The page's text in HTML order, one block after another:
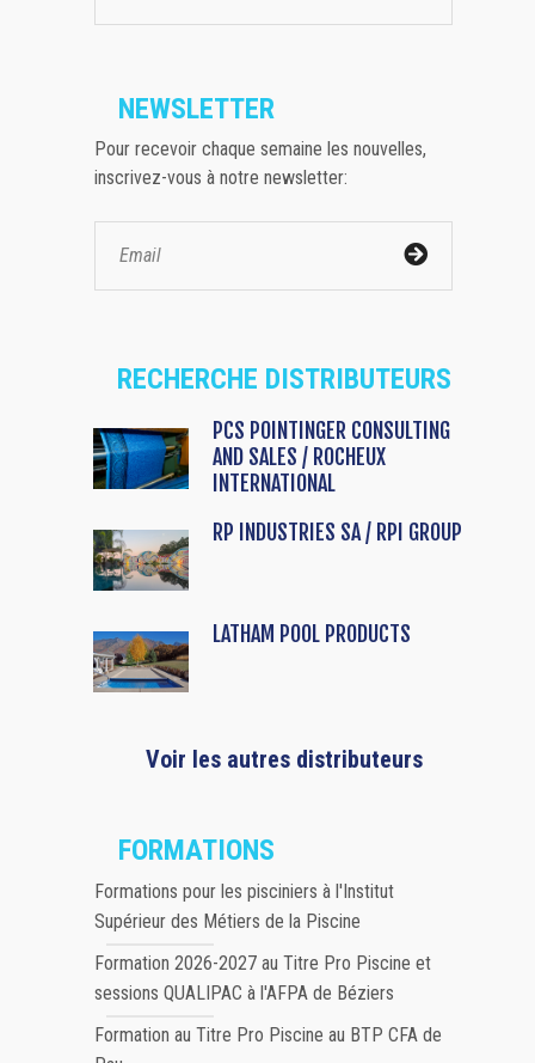
NEWSLETTER
Pour recevoir chaque semaine les nouvelles,
inscrivez-vous à notre newsletter:
RECHERCHE DISTRIBUTEURS
PCS POINTINGER CONSULTING
AND SALES / ROCHEUX
INTERNATIONAL
RP INDUSTRIES SA / RPI GROUP
LATHAM POOL PRODUCTS
Voir les autres distributeurs
FORMATIONS
Formations pour les pisciniers à l'Institut
Supérieur des Métiers de la Piscine
Formation 2026-2027 au Titre Pro Piscine et
sessions QUALIPAC à l'AFPA de Béziers
Formation au Titre Pro Piscine au BTP CFA de